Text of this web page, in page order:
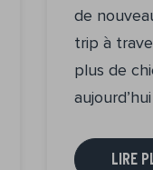
de
trip à
plus de
LIRE